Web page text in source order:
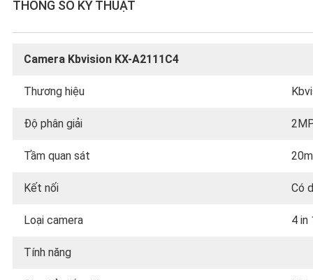
THÔNG SỐ KỸ THUẬT
Camera Kbvision KX-A2111C4
Thương hiệu
Độ phân giải
Tầm quan sát 20m
Kết nối Có
Loại camera 4 in
Tính năng